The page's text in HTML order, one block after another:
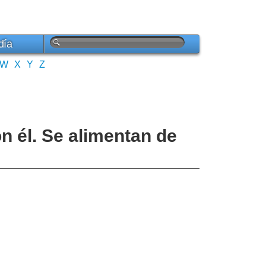
X Y Z
él. Se alimentan de